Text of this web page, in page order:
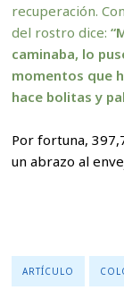
recuperación.
del rostro dice:
caminaba, lo
momentos que
hace bolitas y
Por fortuna,
un abrazo al
ARTÍCULO